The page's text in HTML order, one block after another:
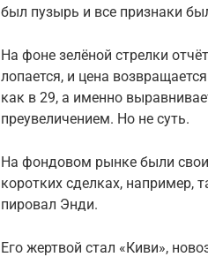
был пузырь и все признаки
На фоне зелёной стрелки
лопается, и цена
как в 29, а именно
преувеличением. Но не суть.
На фондовом рынке были
коротких сделках,
пировал Энди.
Его жертвой стал «Киви»,